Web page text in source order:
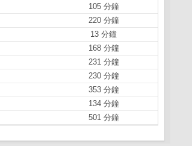
105 分鐘
220 分鐘
13 分鐘
168 分鐘
231 分鐘
230 分鐘
353 分鐘
134 分鐘
501 分鐘